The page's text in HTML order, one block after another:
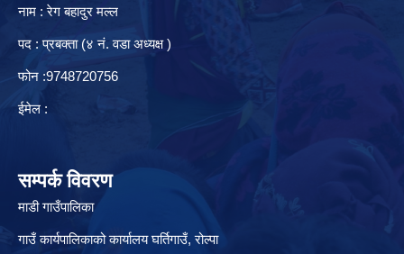
नाम : रेग बहादुर मल्ल
पद : प्रबक्ता (४ नं. वडा अध्यक्ष )
फोन :9748720756
ईमेल :
सम्पर्क विवरण
माडी गाउँपालिका
गाउँ कार्यपालिकाको कार्यालय घर्तिगाउँ, रो‍‍ल्पा